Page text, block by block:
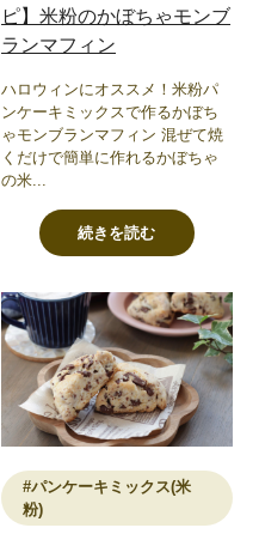
ピ】米粉のかぼちゃモンブ
ランマフィン
ハロウィンにオススメ！米粉パ
ンケーキミックスで作るかぼち
ゃモンブランマフィン 混ぜて焼
くだけで簡単に作れるかぼちゃ
の米...
続きを読む
#パンケーキミックス(米
粉)